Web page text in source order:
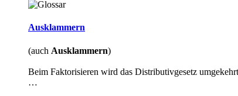
Ausklammern
(auch Ausklammern)
Beim Faktorisieren wird das Distributivgesetz
…